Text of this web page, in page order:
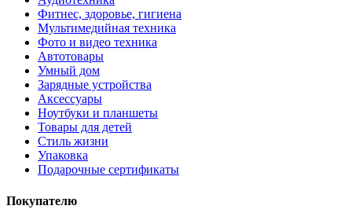
Фитнес, здоровье, гигиена
Мультимедийная техника
Фото и видео техника
Автотовары
Умный дом
Зарядные устройства
Аксессуары
Ноутбуки и планшеты
Товары для детей
Стиль жизни
Упаковка
Подарочные сертификаты
Покупателю